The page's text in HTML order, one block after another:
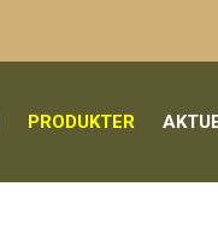
PRODUKTER